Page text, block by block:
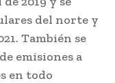
del norte y
También se
emisiones a
en todo